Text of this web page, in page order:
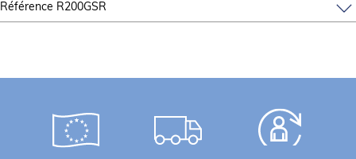
Référence R200GSR